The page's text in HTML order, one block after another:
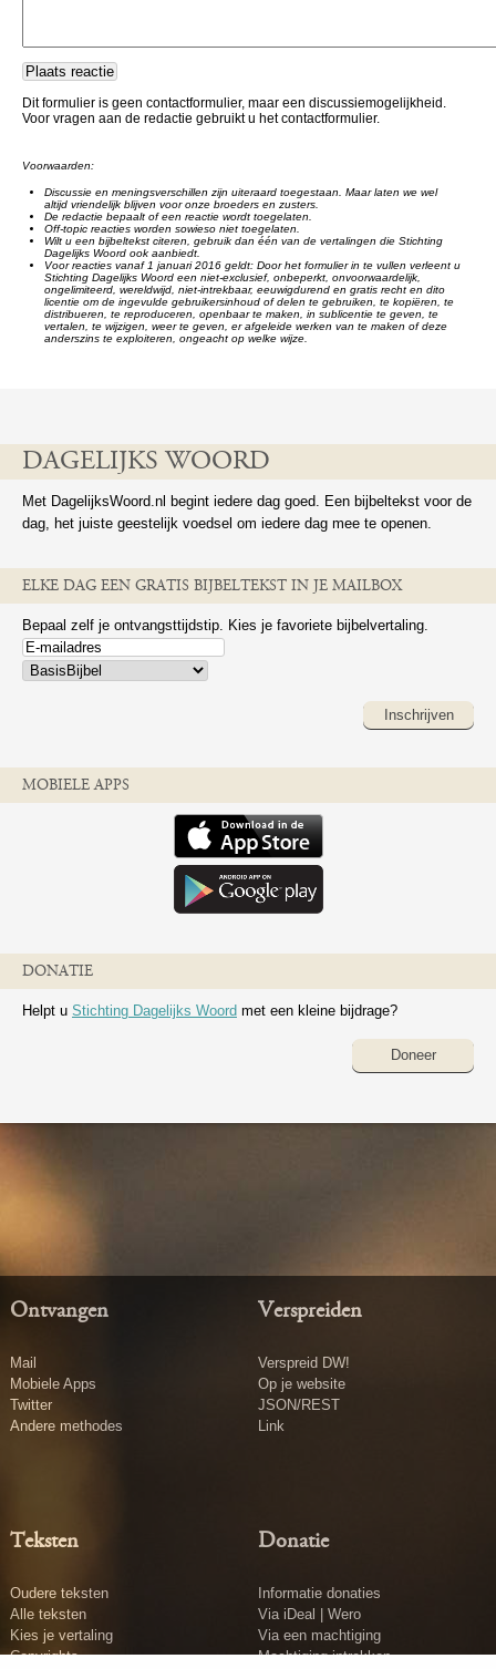
Dit formulier is geen contactformulier, maar een discussiemogelijkheid.
Voor vragen aan de redactie gebruikt u het contactformulier.
Voorwaarden:
Discussie en meningsverschillen zijn uiteraard toegestaan. Maar laten we wel
altijd vriendelijk blijven voor onze broeders en zusters.
De redactie bepaalt of een reactie wordt toegelaten.
Off-topic reacties worden sowieso niet toegelaten.
Wilt u een bijbeltekst citeren, gebruik dan één van de vertalingen die Stichting
Dagelijks Woord ook aanbiedt.
Voor reacties vanaf 1 januari 2016 geldt: Door het formulier in te vullen verleent u
Stichting Dagelijks Woord een niet-exclusief, onbeperkt, onvoorwaardelijk,
ongelimiteerd, wereldwijd, niet-intrekbaar, eeuwigdurend en gratis recht en dito
licentie om de ingevulde gebruikersinhoud of delen te gebruiken, te kopiëren, te
distribueren, te reproduceren, openbaar te maken, in sublicentie te geven, te
vertalen, te wijzigen, weer te geven, er afgeleide werken van te maken of deze
anderszins te exploiteren, ongeacht op welke wijze.
DAGELIJKS WOORD
Met DagelijksWoord.nl begint iedere dag goed. Een bijbeltekst voor de
dag, het juiste geestelijk voedsel om iedere dag mee te openen.
ELKE DAG EEN GRATIS BIJBELTEKST IN JE MAILBOX
Bepaal zelf je ontvangsttijdstip. Kies je favoriete bijbelvertaling.
Inschrijven
MOBIELE APPS
DONATIE
Helpt u Stichting Dagelijks Woord met een kleine bijdrage?
Doneer
Ontvangen
Mail
Mobiele Apps
Twitter
Andere methodes
Verspreiden
Verspreid DW!
Op je website
JSON/REST
Link
Teksten
Oudere teksten
Alle teksten
Kies je vertaling
Copyrights
Donatie
Informatie donaties
Via iDeal | Wero
Via een machtiging
Machtiging intrekken